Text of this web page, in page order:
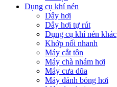
Dụng cụ khí nén
Dây hơi
Dây hơi tự rút
Dụng cụ khí nén khác
Khớp nối nhanh
Máy cắt tôn
Máy chà nhám hơi
Máy cưa dũa
Máy đánh bóng hơi